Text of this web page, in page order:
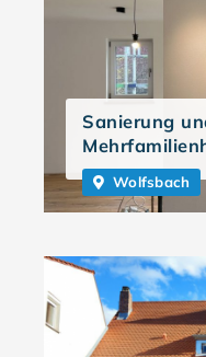
Sanierung
Wolfsbach